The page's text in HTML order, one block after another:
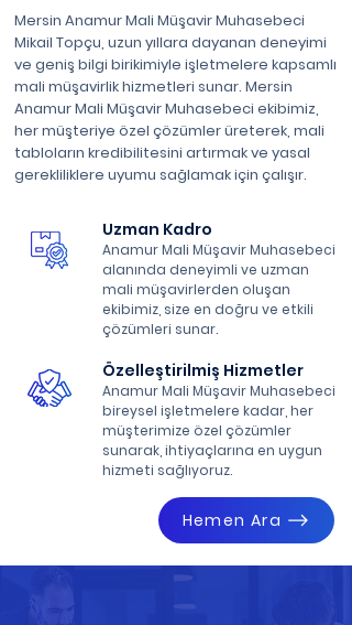
Mersin Anamur Mali Müşavir Muhasebeci
Mikail Topçu, uzun yıllara dayanan deneyimi
ve geniş bilgi birikimiyle işletmelere kapsamlı
mali müşavirlik hizmetleri sunar. Mersin
Anamur Mali Müşavir Muhasebeci ekibimiz,
her müşteriye özel çözümler üreterek, mali
tabloların kredibilitesini artırmak ve yasal
gerekliliklere uyumu sağlamak için çalışır.
Uzman Kadro
Anamur Mali Müşavir Muhasebeci
alanında deneyimli ve uzman
mali müşavirlerden oluşan
ekibimiz, size en doğru ve etkili
çözümleri sunar.
Özelleştirilmiş Hizmetler
Anamur Mali Müşavir Muhasebeci
bireysel işletmelere kadar, her
müşterimize özel çözümler
sunarak, ihtiyaçlarına en uygun
hizmeti sağlıyoruz.
Hemen Ara